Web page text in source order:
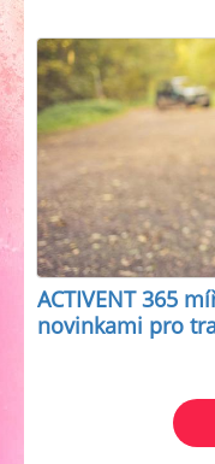
ACTIVENT 365
novinkami pro